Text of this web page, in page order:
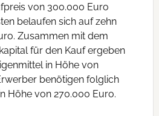
von 300.000 Euro
belaufen sich auf zehn
Zusammen mit dem
für den Kauf ergeben
in Höhe von
benötigen folglich
Höhe von 270.000 Euro.